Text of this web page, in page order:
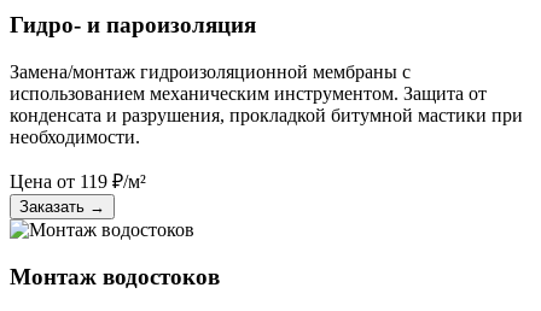
Гидро- и пароизоляция
Замена/монтаж гидроизоляционной мембраны с
использованием механическим инструментом. Защита от
конденсата и разрушения, прокладкой битумной мастики при
необходимости.
Цена от 119 ₽/м²
Заказать →
Монтаж водостоков